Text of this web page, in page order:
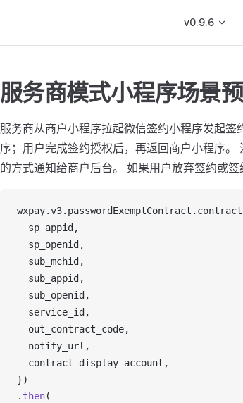
v0.9.6
服务商模式小程序场景
服务商从商户小程序拉起微信签约小程序发起
序；用户完成签约授权后，再返回商户小程序
的方式通知给商户后台。 如果用户放弃签约或
wxpay.v3. passwordExemptContract .
sp_appid ,
sp_openid ,
sub_mchid ,
sub_appid ,
sub_openid ,
service_id ,
out_contract_code,
notify_url ,
contract_display_account ,
})
. then(